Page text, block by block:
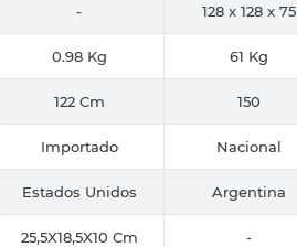
- 128 x 128 x 75
0.98 Kg 61 Kg
122 Cm 150
Importado Nacional
Estados Unidos Argentina
25,5X18,5X10 Cm -